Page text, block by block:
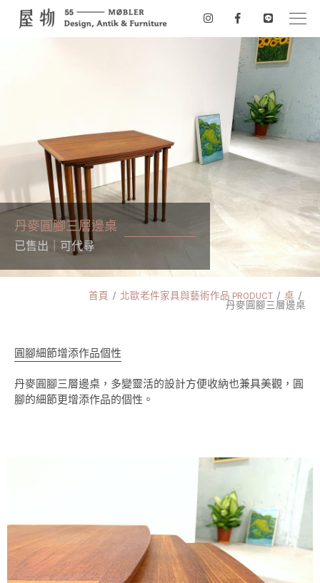
丹麥圓腳三層邊桌
已售出｜可代尋
首頁 北歐老件家具與藝術作品 PRODUCT
桌
丹麥圓腳三層邊桌
圓腳細節增添作品個性
丹麥圓腳三層邊桌，多變靈活的設計方便收納也兼具美觀，圓
腳的細節更增添作品的個性。